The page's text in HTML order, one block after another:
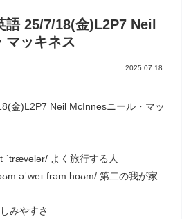
語 25/7/18(金)L2P7 Neil
マッキネス
2025.07.18
金)L2P7 Neil McInnesニール・マッ
ˈtrævələr/ よく旅行する人
əˈweɪ frəm hoʊm/ 第二の我が家
みやすさ